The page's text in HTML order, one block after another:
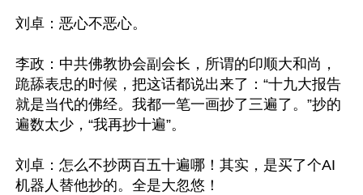
刘卓：恶心不恶心。
李政：中共佛教协会副会长，所谓的印顺大和尚，
跪舔表忠的时候，把这话都说出来了：“十九大报告
就是当代的佛经。我都一笔一画抄了三遍了。”抄的
遍数太少，“我再抄十遍”。
刘卓：怎么不抄两百五十遍哪！其实，是买了个AI
机器人替他抄的。全是大忽悠！